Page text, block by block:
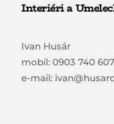
Interiéri a
Ivan Husár
mobil: 0903 740 607
e-mail: